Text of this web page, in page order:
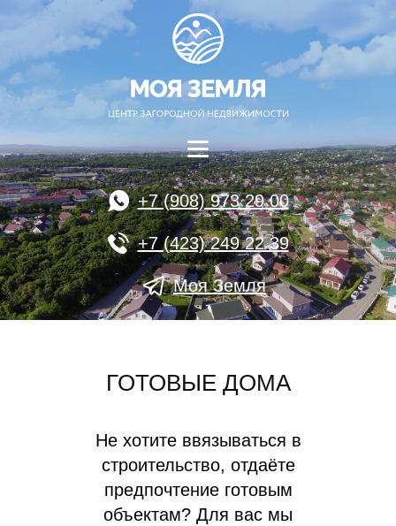
+7 (908) 973 29 00
+7 (423) 249 22 39
Моя Земля
ГОТОВЫЕ ДОМА
Не хотите ввязываться в
строительство, отдаёте
предпочтение готовым
объектам? Для вас мы